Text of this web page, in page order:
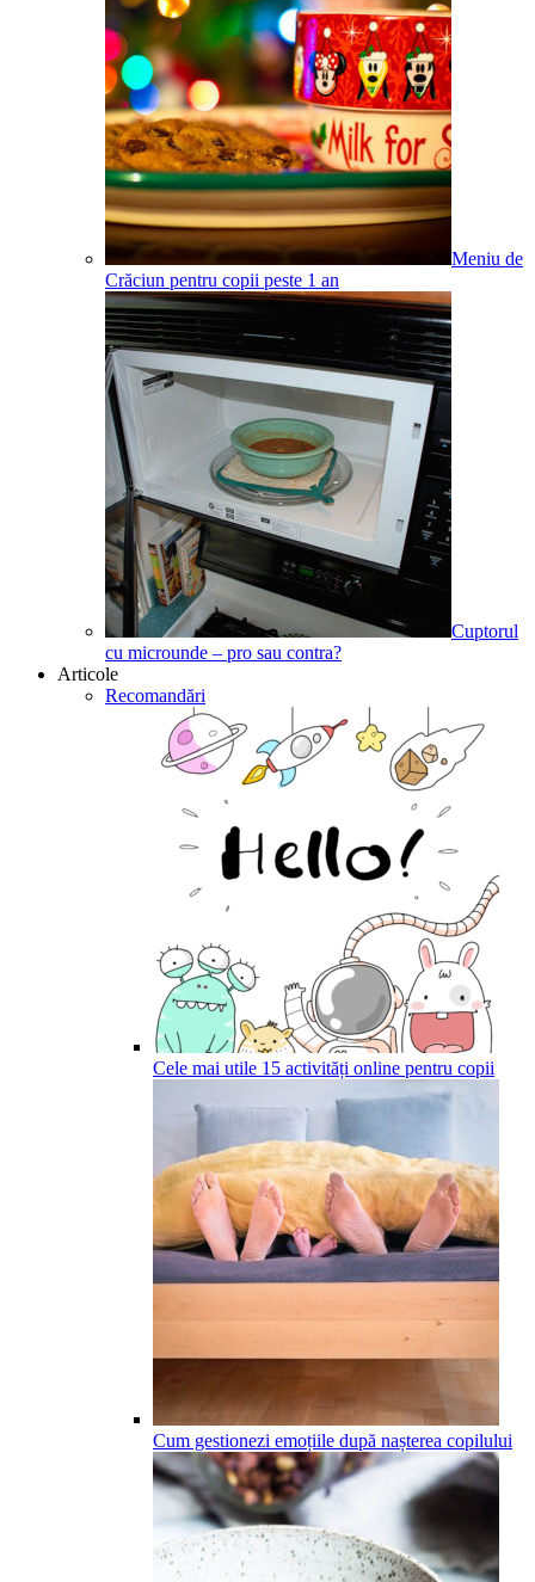
Meniu de
Crăciun pentru copii peste 1 an
Cuptorul
cu microunde – pro sau contra?
Articole
Recomandări
Cele mai utile 15 activități online pentru copii
Cum gestionezi emoțiile după nașterea copilului